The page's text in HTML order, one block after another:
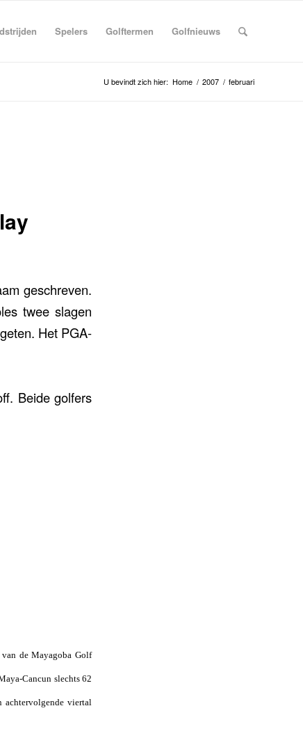
Spelers Golftermen Golfnieuws
U bevindt zich hier: Home / 2007 / februari
geschreven.
twee slagen
Het PGA-
Beide golfers
de Mayagoba Golf
Cancun slechts 62
achtervolgende viertal